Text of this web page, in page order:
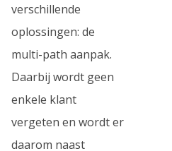
verschillende
oplossingen: de
multi-path aanpak.
Daarbij wordt geen
enkele klant
vergeten en wordt er
daarom naast